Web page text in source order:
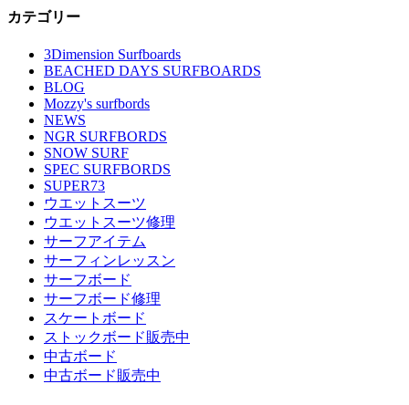
カテゴリー
3Dimension Surfboards
BEACHED DAYS SURFBOARDS
BLOG
Mozzy's surfbords
NEWS
NGR SURFBORDS
SNOW SURF
SPEC SURFBORDS
SUPER73
ウエットスーツ
ウエットスーツ修理
サーフアイテム
サーフィンレッスン
サーフボード
サーフボード修理
スケートボード
ストックボード販売中
中古ボード
中古ボード販売中